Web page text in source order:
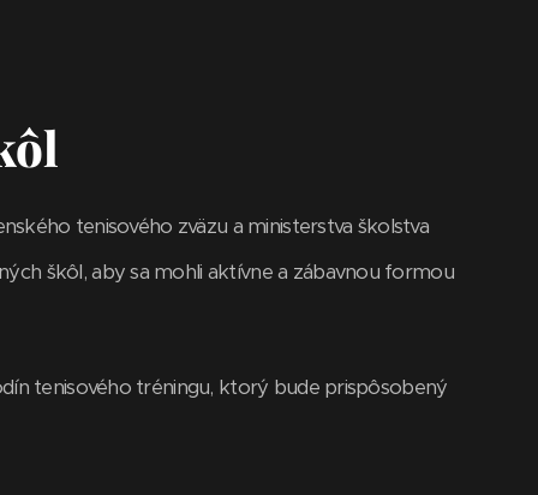
tenisového zväzu a ministerstva školstva
škôl, aby sa mohli aktívne a zábavnou formou
tenisového tréningu, ktorý bude prispôsobený